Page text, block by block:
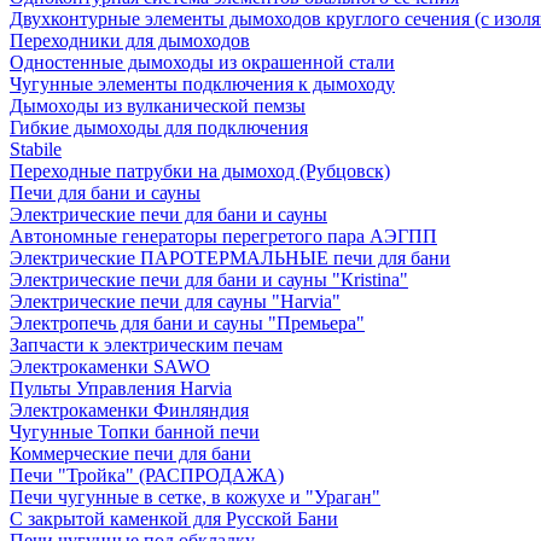
Двухконтурные элементы дымоходов круглого сечения (с
Переходники для дымоходов
Одностенные дымоходы из окрашенной стали
Чугунные элементы подключения к дымоходу
Дымоходы из вулканической пемзы
Гибкие дымоходы для подключения
Stabile
Переходные патрубки на дымоход (Рубцовск)
Печи для бани и сауны
Электрические печи для бани и сауны
Автономные генераторы перегретого пара АЭГПП
Электрические ПАРОТЕРМАЛЬНЫЕ печи для бани
Электрические печи для бани и сауны "Кristina"
Электрические печи для сауны "Harvia"
Электропечь для бани и сауны "Премьера"
Запчасти к электрическим печам
Электрокаменки SAWO
Пульты Управления Harvia
Электрокаменки Финляндия
Чугунные Топки банной печи
Коммерческие печи для бани
Печи "Тройка" (РАСПРОДАЖА)
Печи чугунные в сетке, в кожухе и "Ураган"
С закрытой каменкой для Русской Бани